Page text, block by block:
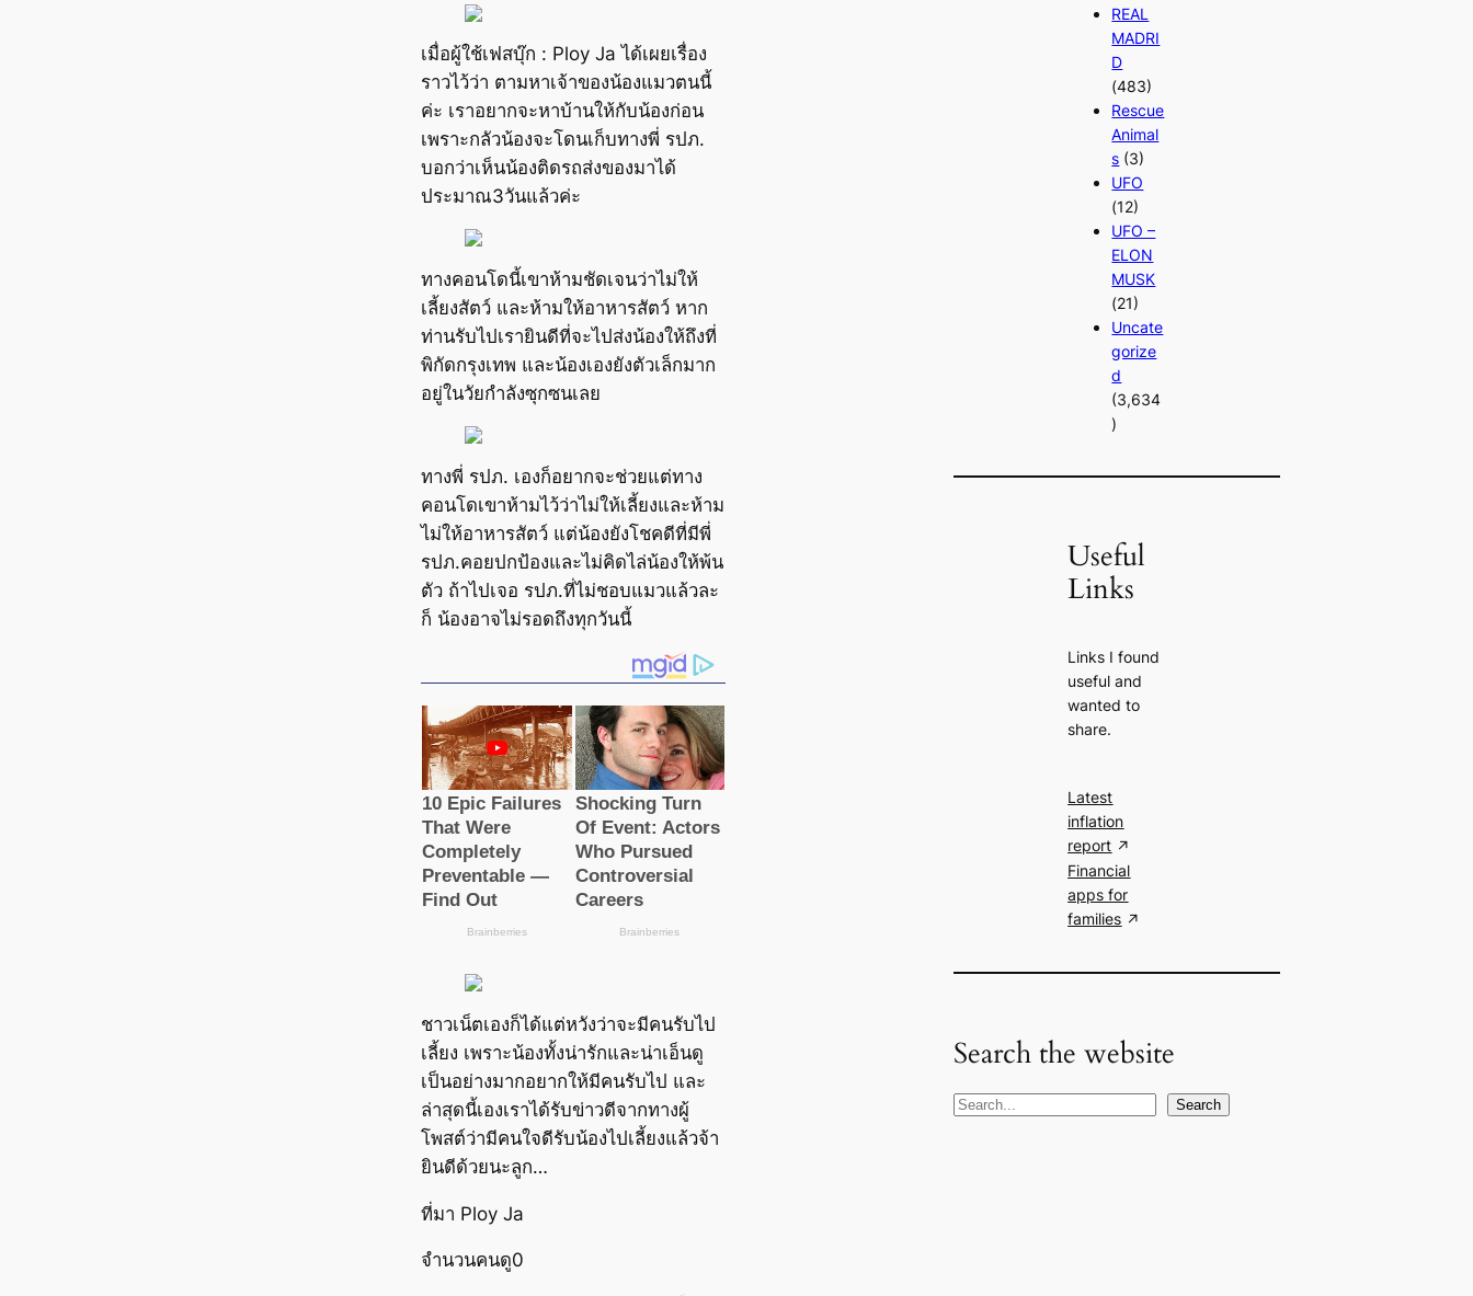
เมื่อผู้ใช้เฟสบุ๊ก : Ploy Ja ได้เผยเรื่อง
ราวไว้ว่า ตามหาเจ้าของน้องแมวตนนี้
ค่ะ เราอยากจะหาบ้านให้กับน้องก่อน
เพราะกลัวน้องจะโดนเก็บทางพี่ รปภ.
บอกว่าเห็นน้องติดรถส่งของมาได้
ประมาณ3วันแล้วค่ะ
ทางคอนโดนี้เขาห้ามชัดเจนว่าไม่ให้
เลี้ยงสัตว์ และห้ามให้อาหารสัตว์ หาก
ท่านรับไปเรายินดีที่จะไปส่งน้องให้ถึงที่
พิกัดกรุงเทพ และน้องเองยังตัวเล็กมาก
อยู่ในวัยกำลังซุกซนเลย
ทางพี่ รปภ. เองก็อยากจะช่วยแต่ทาง
คอนโดเขาห้ามไว้ว่าไม่ให้เลี้ยงและห้าม
ไม่ให้อาหารสัตว์ แต่น้องยังโชคดีที่มีพี่
รปภ.คอยปกป้องและไม่คิดไล่น้องให้พ้น
ตัว ถ้าไปเจอ รปภ.ที่ไม่ชอบแมวแล้วละ
ก็ น้องอาจไม่รอดถึงทุกวันนี้
ชาวเน็ตเองก็ได้แต่หวังว่าจะมีคนรับไป
เลี้ยง เพราะน้องทั้งน่ารักและน่าเอ็นดู
เป็นอย่างมากอยากให้มีคนรับไป และ
ล่าสุดนี้เองเราได้รับข่าวดีจากทางผู้
โพสต์ว่ามีคนใจดีรับน้องไปเลี้ยงแล้วจ้า
ยินดีด้วยนะลูก…
ที่มา Ploy Ja
จำนวนคนดู0
REAL
MADRI
D
(483)
Rescue
Animal
s (3)
UFO
(12)
UFO –
ELON
MUSK
(21)
Uncate
gorize
d
(3,634
)
Useful
Links
Links I found
useful and
wanted to
share.
Latest
inflation
report
Financial
apps for
families
Search the website
S
Search